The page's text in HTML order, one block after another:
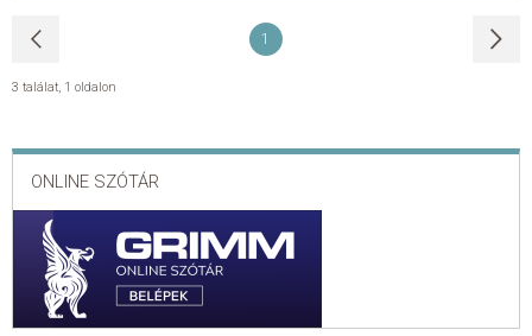
1
3 találat, 1 oldalon
ONLINE SZÓTÁR